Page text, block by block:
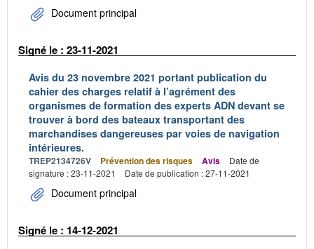
Document principal
Signé le : 23-11-2021
Avis du 23 novembre 2021 portant publication du
cahier des charges relatif à l’agrément des
organismes de formation des experts ADN devant se
trouver à bord des bateaux transportant des
marchandises dangereuses par voies de navigation
intérieures.
TREP2134726V Prévention des risques Avis
Date de
signature : 23-11-2021
Date de publication : 27-11-2021
Document principal
Signé le : 14-12-2021